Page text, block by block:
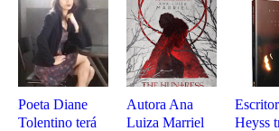
Poeta Diane
Tolentino terá
Autora Ana
Luiza Marriel
Heyss